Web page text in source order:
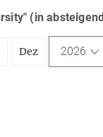
(in
Dez 2026